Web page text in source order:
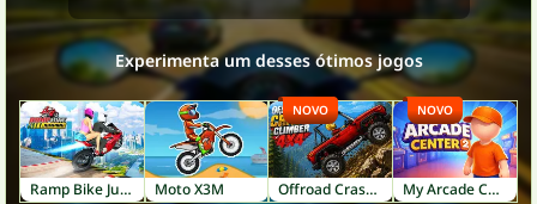
Experimenta um desses ótimos jogos
Ramp Bike Jumping Moto X3M Offroad Crash Climber 4X4
NOVO
My Arcade Center 2
NOVO